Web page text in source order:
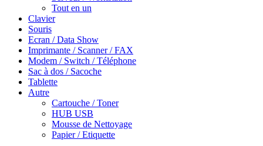
Tout en un
Clavier
Souris
Ecran / Data Show
Imprimante / Scanner / FAX
Modem / Switch / Téléphone
Sac à dos / Sacoche
Tablette
Autre
Cartouche / Toner
HUB USB
Mousse de Nettoyage
Papier / Etiquette